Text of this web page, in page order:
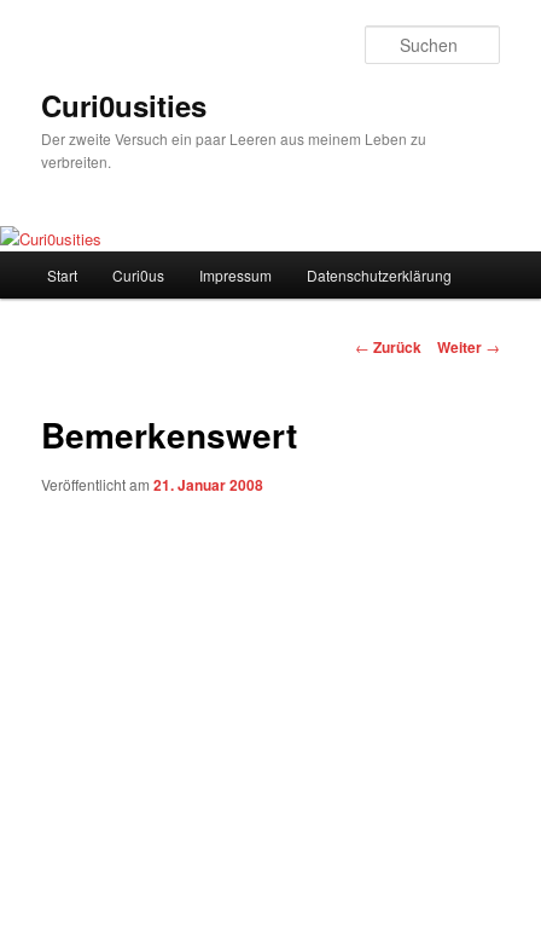
Curi0usities
Der zweite Versuch ein paar Leeren aus meinem Leben zu
verbreiten.
Start Curi0us Impressum Datenschutzerklärung
Beitrags-
← Zurück Weiter →
Bemerkenswert
Veröffentlicht am21. Januar 2008